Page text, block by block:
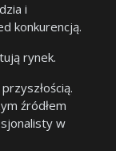
i
konkurencją.
rynek.
źródłem
w